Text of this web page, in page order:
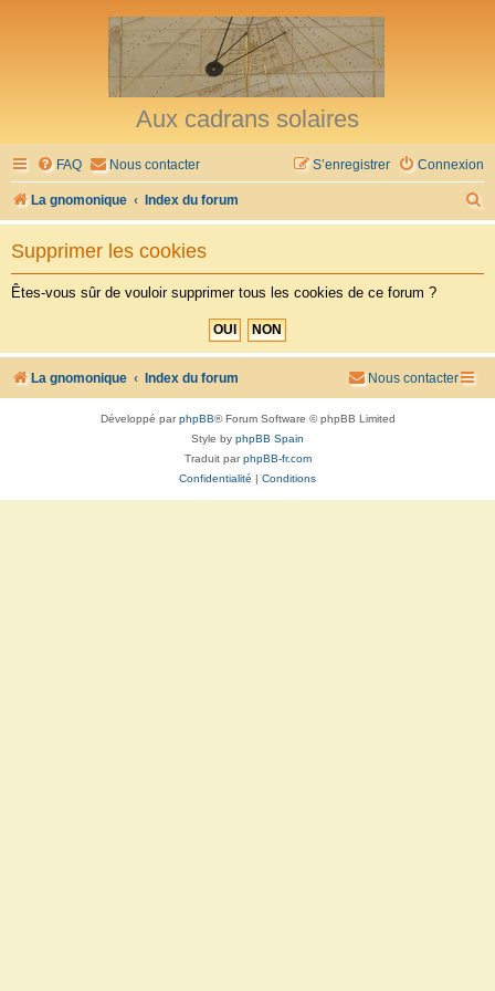
Aux cadrans solaires
FAQ Nous contacter Connexion
S’enregistrer
La gnomonique Index du forum
e
h
Supprimer les cookies
Êtes-vous sûr de vouloir supprimer tous les cookies de ce forum ?
La gnomonique Index du forum Nous contacter
Développé parphpBB® Forum Software © phpBB Limited
Style by phpBB Spain
Traduit parphpBB-fr.com
Confidentialité | Conditions